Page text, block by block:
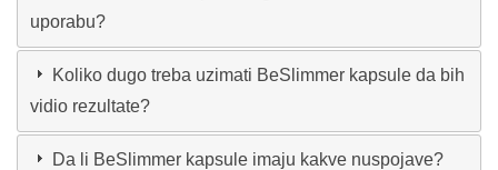
uporabu?
Koliko dugo treba uzimati BeSlimmer kapsule da bih
vidio rezultate?
Da li BeSlimmer kapsule imaju kakve nuspojave?